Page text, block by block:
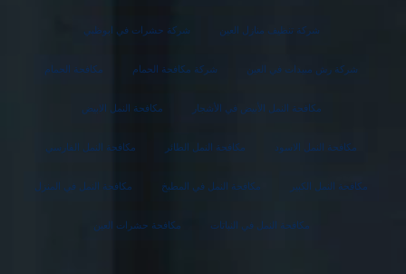
شركة تنظيف منازل العين شركة حشرات في ابوظبي
شركة رش مبيدات في العين شركة مكافحة الحمام مكافحة الحمام
مكافحة النمل الأبيض في الأشجار مكافحة النمل الابيض
مكافحة النمل الاسود مكافحة النمل الطائر مكافحة النمل الفارسي
مكافحة النمل الكبير مكافحة النمل في المطبخ مكافحة النمل في المنزل
مكافحة النمل في النباتات مكافحة حشرات العين